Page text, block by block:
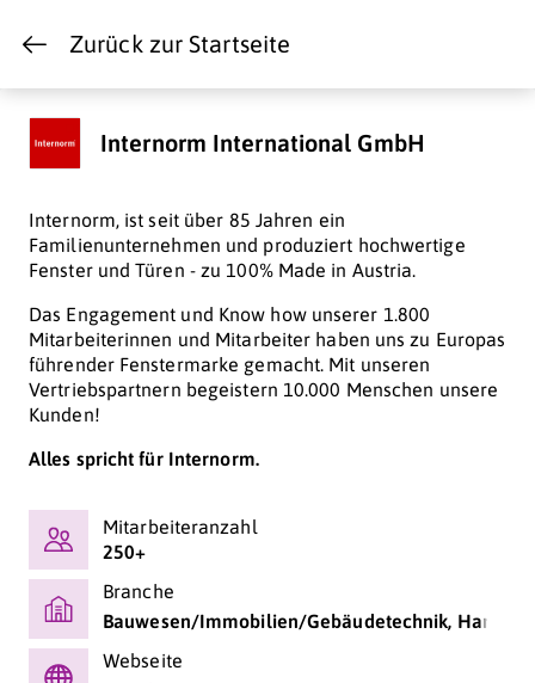
Zurück zur Startseite
Internorm International GmbH
Internorm, ist seit über 85 Jahren ein
Familienunternehmen und produziert hochwertige
Fenster und Türen - zu 100% Made in Austria.
Das Engagement und Know how unserer 1.800
Mitarbeiterinnen und Mitarbeiter haben uns zu Europas
führender Fenstermarke gemacht. Mit unseren
Vertriebspartnern begeistern 10.000 Menschen unsere
Kunden!
Alles spricht für Internorm.
Mitarbeiteranzahl
250+
Branche
Bauwesen/Immobilien/Gebäudetechnik, Handel
Webseite